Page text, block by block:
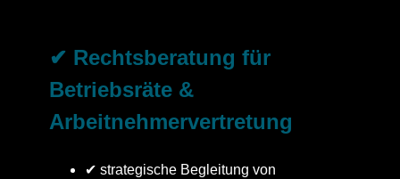
✔ Rechtsberatung für
Betriebsräte &
Arbeitnehmervertretung
✔ strategische Begleitung von